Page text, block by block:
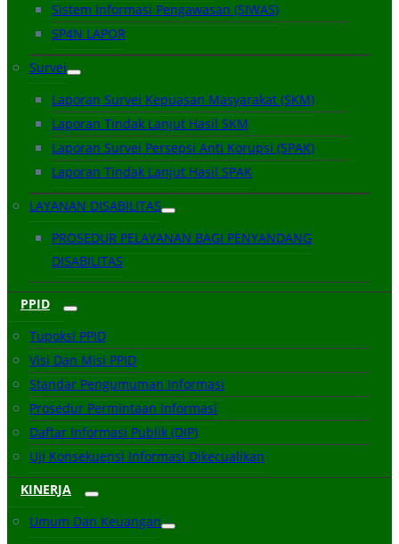
Sistem Informasi Pengawasan (SIWAS)
SP4N LAPOR
Survei
Laporan Survei Kepuasan Masyarakat (SKM)
Laporan Tindak Lanjut Hasil SKM
Laporan Survei Persepsi Anti Korupsi (SPAK)
Laporan Tindak Lanjut Hasil SPAK
LAYANAN DISABILITAS
PROSEDUR PELAYANAN BAGI PENYANDANG
DISABILITAS
PPID
Tupoksi PPID
Visi Dan Misi PPID
Standar Pengumuman Informasi
Prosedur Permintaan Informasi
Daftar Informasi Publik (DIP)
Uji Konsekuensi Informasi Dikecualikan
KINERJA
Umum Dan Keuangan